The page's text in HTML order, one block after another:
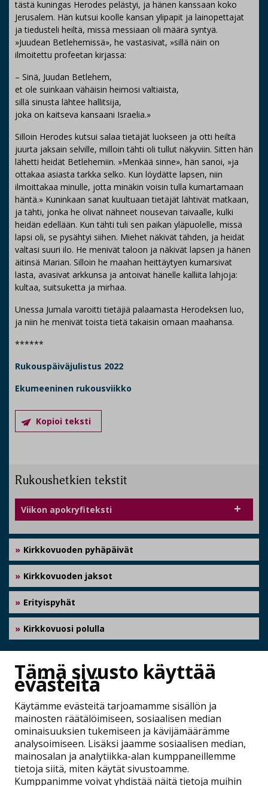
Tämä sivusto käyttää
evästeitä
Käytämme evästeitä tarjoamamme sisällön ja
mainosten räätälöimiseen, sosiaalisen median
ominaisuuksien tukemiseen ja kävijämäärämme
analysoimiseen. Lisäksi jaamme sosiaalisen median,
mainosalan ja analytiikka-alan kumppaneillemme
tietoja siitä, miten käytät sivustoamme.
Kumppanimme voivat yhdistää näitä tietoja muihin
tästä kuningas Herodes pelästyi, ja hänen kanssaan koko
Jerusalem. Hän kutsui koolle kansan ylipapit ja lainopettajat
ja tiedusteli heiltä, missä messiaan oli määrä syntyä.
»Juudean Betlehemissä», he vastasivat, »sillä näin on
ilmoitettu profeetan kirjassa:
– Sinä, Juudan Betlehem,
et ole suinkaan vähäisin heimosi valtiaista,
sillä sinusta lähtee hallitsija,
joka on kaitseva kansaani Israelia.»
Silloin Herodes kutsui salaa tietäjät luokseen ja otti heiltä
juurta jaksain selville, milloin tähti oli tullut näkyviin. Sitten hän
lähetti heidät Betlehemiin. »Menkää sinne», hän sanoi, »ja
ottakaa asiasta tarkka selko. Kun löydätte lapsen, niin
ilmoittakaa minulle, jotta minäkin voisin tulla kumartamaan
häntä.» Kuninkaan sanat kuultuaan tietäjät lähtivät matkaan,
ja tähti, jonka he olivat nähneet nousevan taivaalle, kulki
heidän edellään. Kun tähti tuli sen paikan yläpuolelle, missä
lapsi oli, se pysähtyi siihen. Miehet näkivät tähden, ja heidät
valtasi suuri ilo. He menivät taloon ja näkivät lapsen ja hänen
äitinsä Marian. Silloin he maahan heittäytyen kumarsivat
lasta, avasivat arkkunsa ja antoivat hänelle kalliita lahjoja:
kultaa, suitsuketta ja mirhaa.
Unessa Jumala varoitti tietäjiä palaamasta Herodeksen luo,
ja niin he menivät toista tietä takaisin omaan maahansa.
******
Rukouspäiväjulistus 2022
Ekumeeninen rukousviikko
Kopioi teksti
Rukoushetkien tekstit
Viikon apokryfiteksti
Kirkkovuoden pyhäpäivät
Kirkkovuoden jaksot
Erityispyhät
Kirkkovuosi polulla